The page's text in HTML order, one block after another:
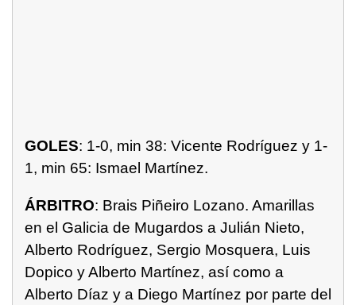
GOLES: 1-0, min 38: Vicente Rodríguez y 1-
1, min 65: Ismael Martínez.
ÁRBITRO: Brais Piñeiro Lozano. Amarillas
en el Galicia de Mugardos a Julián Nieto,
Alberto Rodríguez, Sergio Mosquera, Luis
Dopico y Alberto Martínez, así como a
Alberto Díaz y a Diego Martínez por parte del